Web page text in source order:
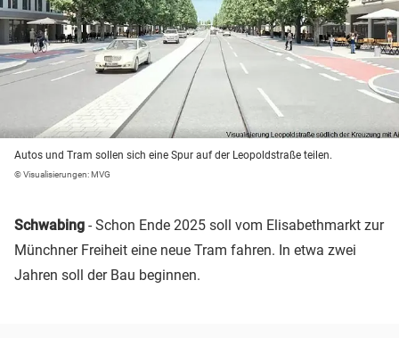
Autos und Tram sollen sich eine Spur auf der Leopoldstraße teilen.
© Visualisierungen: MVG
Schwabing - Schon Ende 2025 soll vom Elisabethmarkt zur
Münchner Freiheit eine neue Tram fahren. In etwa zwei
Jahren soll der Bau beginnen.